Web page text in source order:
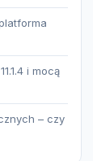
i mocą
– czy